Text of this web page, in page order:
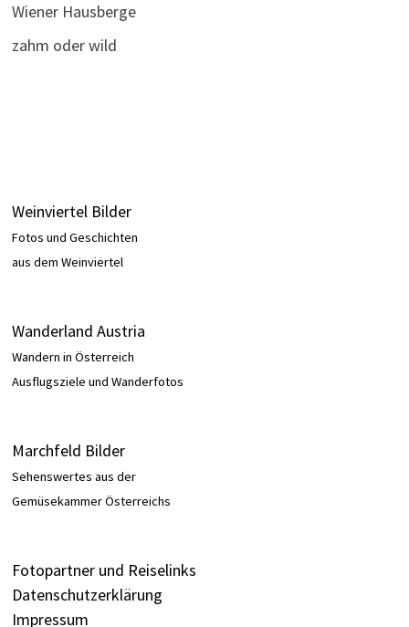
Wiener Hausberge
zahm oder wild
Weinviertel Bilder
Fotos und Geschichten
aus dem Weinviertel
Wanderland Austria
Wandern in Österreich
Ausflugsziele und Wanderfotos
Marchfeld Bilder
Sehenswertes aus der
Gemüsekammer Österreichs
Fotopartner und Reiselinks
Datenschutzerklärung
Impressum